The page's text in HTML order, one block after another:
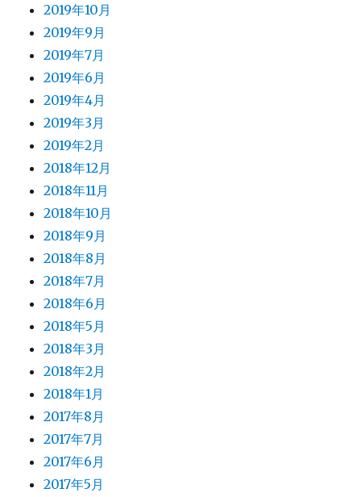
2019年10月
2019年9月
2019年7月
2019年6月
2019年4月
2019年3月
2019年2月
2018年12月
2018年11月
2018年10月
2018年9月
2018年8月
2018年7月
2018年6月
2018年5月
2018年3月
2018年2月
2018年1月
2017年8月
2017年7月
2017年6月
2017年5月